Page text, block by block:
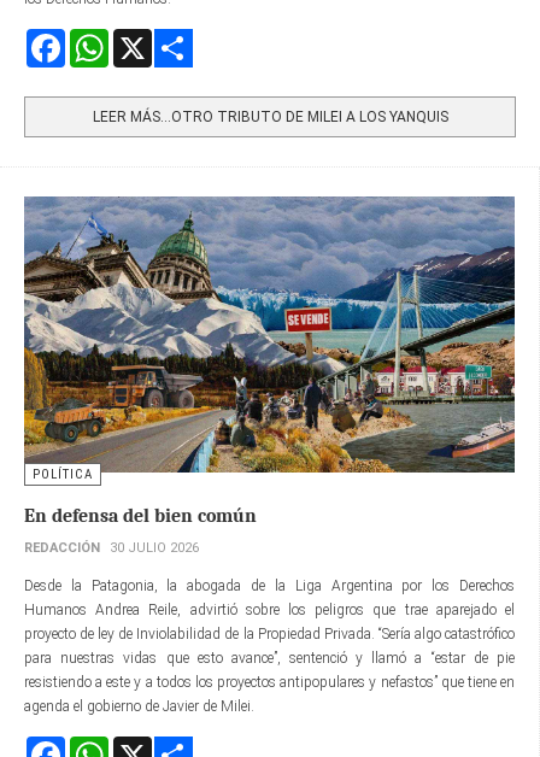
FacebookWhatsApp
LEER MÁS…OTRO TRIBUTO DE MILEI A LOS YANQUIS
POLÍTICA
En defensa del bien común
REDACCIÓN 30 JULIO 2026
Desde la Patagonia, la abogada de la Liga Argentina por los Derechos
Humanos Andrea Reile, advirtió sobre los peligros que trae aparejado el
proyecto de ley de Inviolabilidad de la Propiedad Privada. “Sería algo catastrófico
para nuestras vidas que esto avance”, sentenció y llamó a “estar de pie
resistiendo a este y a todos los proyectos antipopulares y nefastos” que tiene en
agenda el gobierno de Javier de Milei.
FacebookWhatsApp